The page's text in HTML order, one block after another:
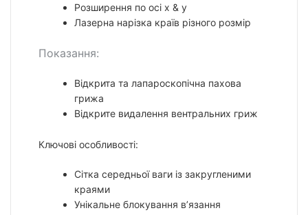
Розширення по осі x & y
Лазерна нарізка країв різного розмір
Показання:
Відкрита та лапароскопічна пахова
грижа
Відкрите видалення вентральних гриж
Ключові особливості:
Сітка середньої ваги із закругленими
краями
Унікальне блокування в’язання